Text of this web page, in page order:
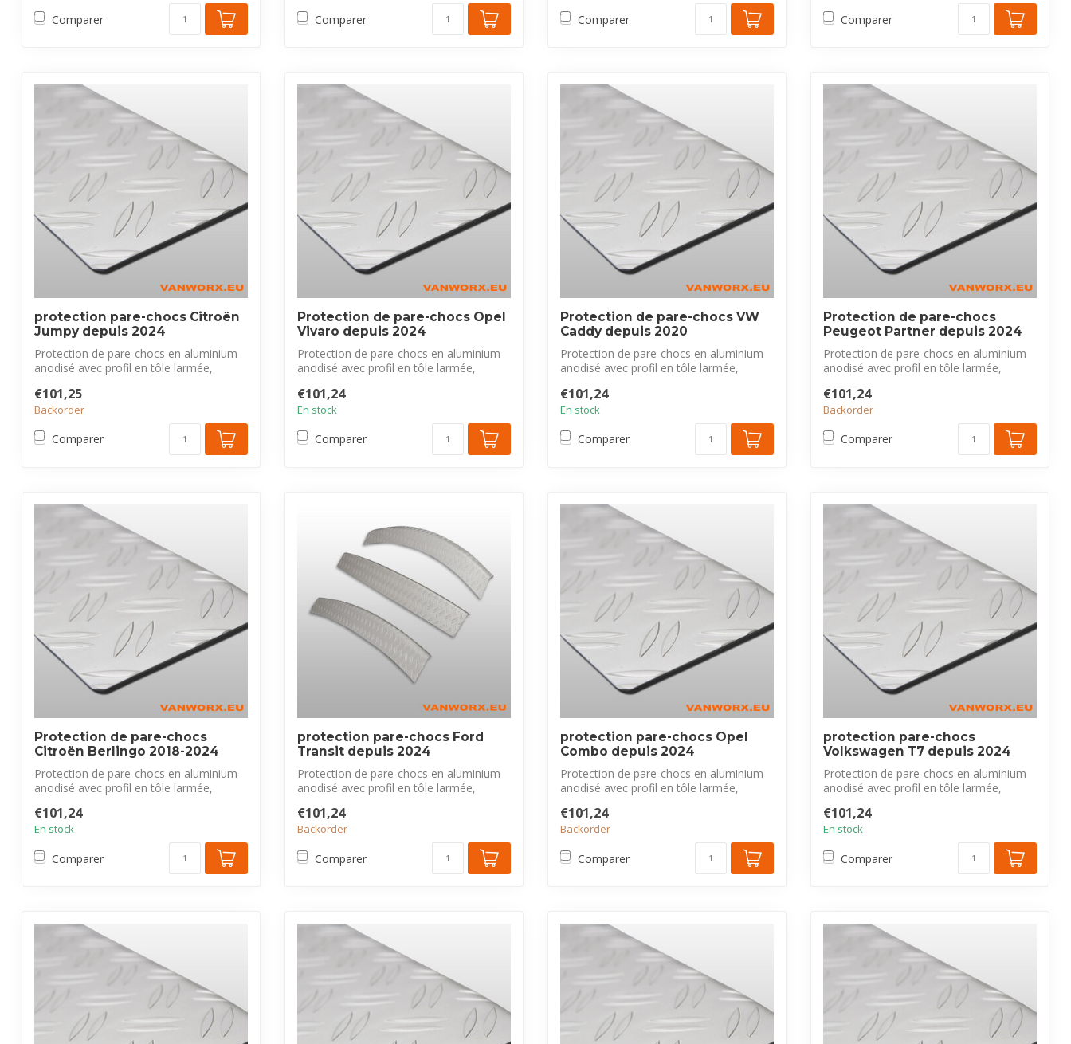
Comparer Comparer Comparer Comparer
protection pare-chocs Citroën
Jumpy depuis 2024
Protection de pare-chocs en aluminium
anodisé avec profil en tôle larmée,
€101,25
Backorder
Comparer
Protection de pare-chocs Opel
Vivaro depuis 2024
Protection de pare-chocs en aluminium
anodisé avec profil en tôle larmée,
€101,24
En stock
Comparer
Protection de pare-chocs VW
Caddy depuis 2020
Protection de pare-chocs en aluminium
anodisé avec profil en tôle larmée,
€101,24
En stock
Comparer
Protection de pare-chocs
Peugeot Partner depuis 2024
Protection de pare-chocs en aluminium
anodisé avec profil en tôle larmée,
€101,24
Backorder
Comparer
Protection de pare-chocs
Citroën Berlingo 2018-2024
Protection de pare-chocs en aluminium
anodisé avec profil en tôle larmée,
€101,24
En stock
Comparer
protection pare-chocs Ford
Transit depuis 2024
Protection de pare-chocs en aluminium
anodisé avec profil en tôle larmée,
€101,24
Backorder
Comparer
protection pare-chocs Opel
Combo depuis 2024
Protection de pare-chocs en aluminium
anodisé avec profil en tôle larmée,
€101,24
Backorder
Comparer
protection pare-chocs
Volkswagen T7 depuis 2024
Protection de pare-chocs en aluminium
anodisé avec profil en tôle larmée,
€101,24
En stock
Comparer